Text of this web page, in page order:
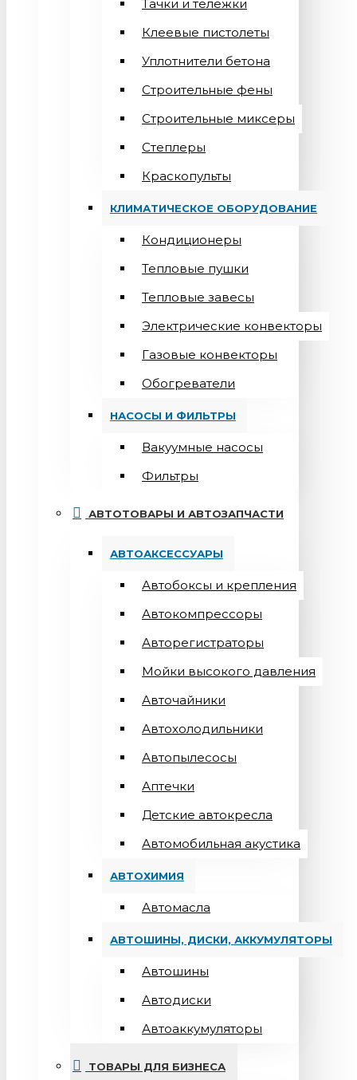
Тачки и тележки
Клеевые пистолеты
Уплотнители бетона
Строительные фены
Строительные миксеры
Степлеры
Краскопульты
КЛИМАТИЧЕСКОЕ ОБОРУДОВАНИЕ
Кондиционеры
Teпловые пушки
Тепловые завесы
Электрические конвекторы
Газовые конвекторы
Обогреватели
НАСОСЫ И ФИЛЬТРЫ
Вакуумные насосы
Фильтры
АВТОТОВАРЫ И АВТОЗАПЧАСТИ
АВТОАКСЕССУАРЫ
Автобоксы и крепления
Автокомпрессоры
Авторегистраторы
Мойки высокого давления
Авточайники
Автохолодильники
Автопылесосы
Аптечки
Детские автокресла
Автомобильная акустика
АВТОХИМИЯ
Автомасла
АВТОШИНЫ, ДИСКИ, АККУМУЛЯТОРЫ
Автошины
Автодиски
Автоаккумуляторы
ТОВАРЫ ДЛЯ БИЗНЕСА